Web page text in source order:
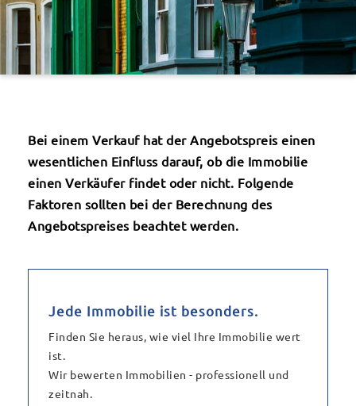
Bei einem Verkauf hat der Angebotspreis einen
wesentlichen Einfluss darauf, ob die Immobilie
einen Verkäufer findet oder nicht. Folgende
Faktoren sollten bei der Berechnung des
Angebotspreises beachtet werden.
Jede Immobilie ist besonders.
Finden Sie heraus, wie viel Ihre Immobilie wert
ist.
Wir bewerten Immobilien - professionell und
zeitnah.